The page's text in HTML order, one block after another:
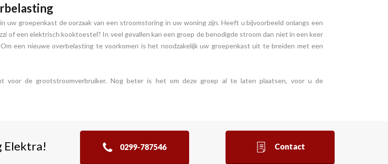
uw groepenkast de oorzaak van een stroomstoring in uw woning zijn. Heeft u bijvoorbeeld onlangs een
of een elektrisch kooktoestel? In veel gevallen kan een groep de benodigde stroom dan niet in een keer
een nieuwe overbelasting te voorkomen is het noodzakelijk uw groepenkast uit te breiden met een
voor de grootstroomverbruiker. Nog beter is het om deze groep al te laten plaatsen, voor u de
Elektra! 0299-787546 Contact